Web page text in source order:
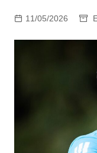
11/05/2026